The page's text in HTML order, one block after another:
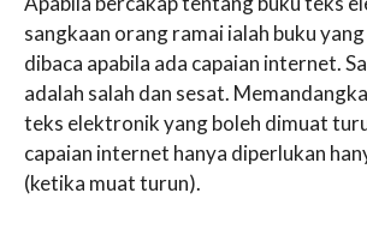
sangkaan orang ramai ialah buku
dibaca apabila ada capaian internet.
adalah salah dan sesat.
teks elektronik yang boleh dimuat
capaian internet hanya diperlukan
(ketika muat turun).